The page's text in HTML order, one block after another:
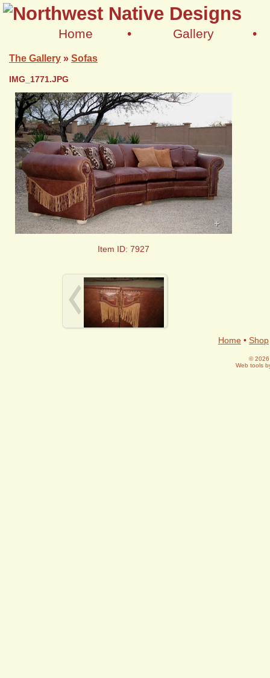
Home • Gallery •
The Gallery » Sofas
IMG_1771.JPG
+
Item ID: 7927
Home • Shop
© 2026
Web tools